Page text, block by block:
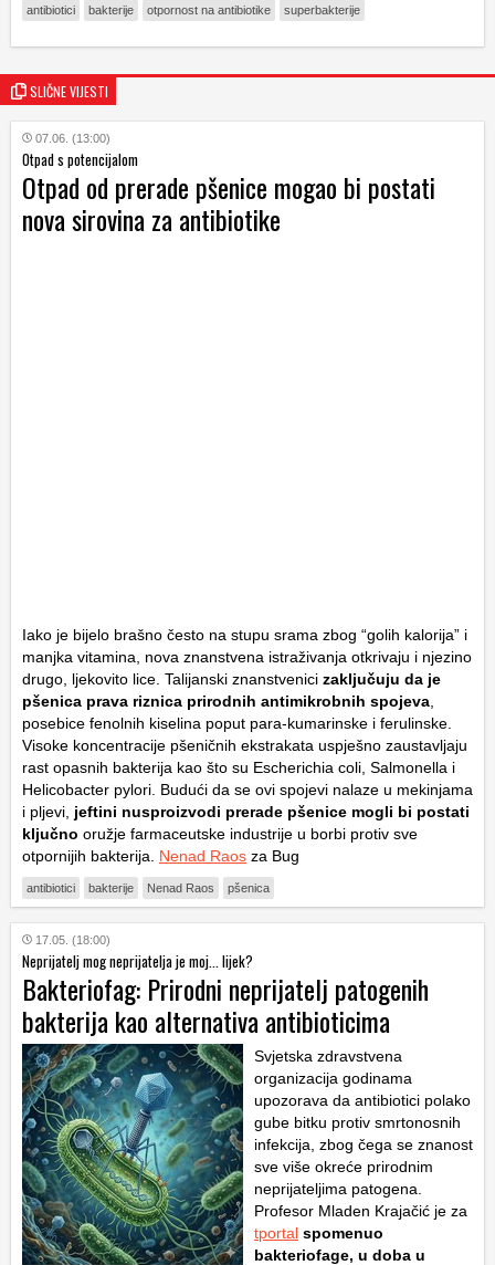
antibiotici bakterije otpornost na antibiotike superbakterije
SLIČNE VIJESTI
07.06. (13:00)
Otpad s potencijalom
Otpad od prerade pšenice mogao bi postati
nova sirovina za antibiotike
Iako je bijelo brašno često na stupu srama zbog “golih kalorija” i
manjka vitamina, nova znanstvena istraživanja otkrivaju i njezino
drugo, ljekovito lice. Talijanski znanstvenici zaključuju da je
pšenica prava riznica prirodnih antimikrobnih spojeva
posebice fenolnih kiselina poput para-kumarinske i ferulinske.
Visoke koncentracije pšeničnih ekstrakata uspješno zaustavljaju
rast opasnih bakterija kao što su Escherichia coli Salmonella i
Helicobacter pylori . Budući da se ovi spojevi nalaze u mekinjama
i pljevi, jeftini nusproizvodi prerade pšenice mogli bi postati
ključno oružje farmaceutske industrije u borbi protiv sve
otpornijih bakterija. Nenad Raos za Bug
antibiotici bakterije Nenad Raos pšenica
17.05. (18:00)
Neprijatelj mog neprijatelja je moj... lijek?
Bakteriofag: Prirodni neprijatelj patogenih
bakterija kao alternativa antibioticima
Svjetska zdravstvena
organizacija godinama
upozorava da antibiotici polako
gube bitku protiv smrtonosnih
infekcija, zbog čega se znanost
sve više okreće prirodnim
neprijateljima patogena.
Profesor Mladen Krajačić je za
tportal spomenuo
bakteriofage, u doba u